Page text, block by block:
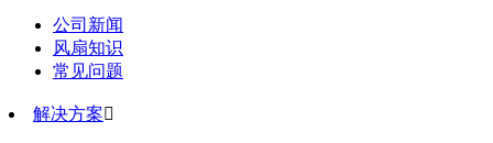
公司新闻
风扇知识
常见问题
解决方案